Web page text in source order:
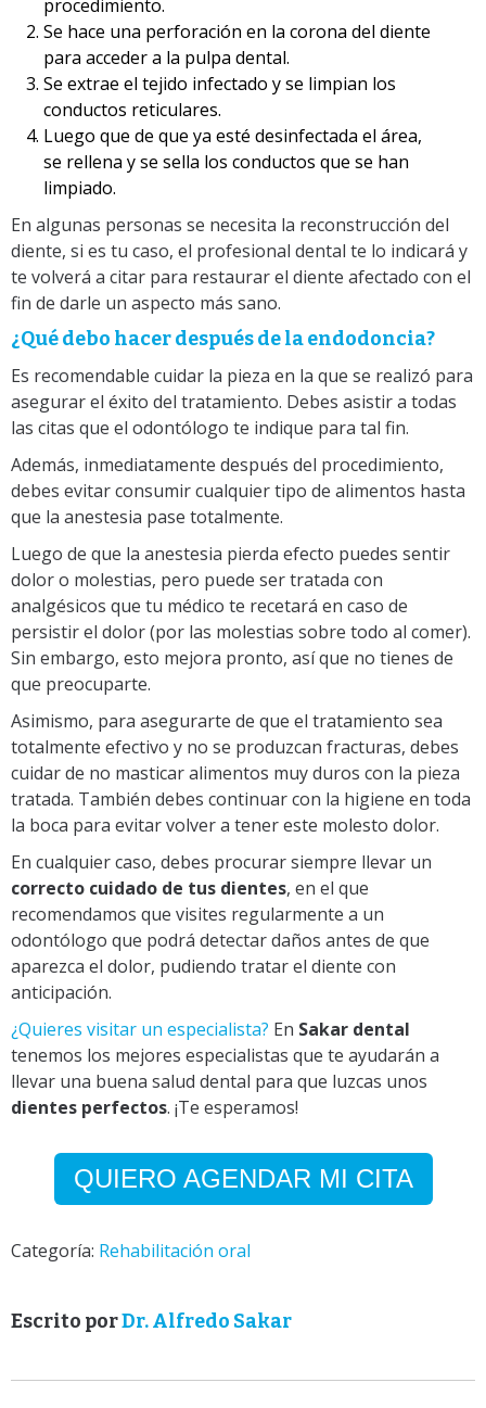
procedimiento.
Se hace una perforación en la corona del diente
para acceder a la pulpa dental.
Se extrae el tejido infectado y se limpian los
conductos reticulares.
Luego que de que ya esté desinfectada el área,
se rellena y se sella los conductos que se han
limpiado.
En algunas personas se necesita la reconstrucción del
diente, si es tu caso, el profesional dental te lo indicará y
te volverá a citar para restaurar el diente afectado con el
fin de darle un aspecto más sano.
¿Qué debo hacer después de la endodoncia?
Es recomendable cuidar la pieza en la que se realizó para
asegurar el éxito del tratamiento. Debes asistir a todas
las citas que el odontólogo te indique para tal fin.
Además, inmediatamente después del procedimiento,
debes evitar consumir cualquier tipo de alimentos hasta
que la anestesia pase totalmente.
Luego de que la anestesia pierda efecto puedes sentir
dolor o molestias, pero puede ser tratada con
analgésicos que tu médico te recetará en caso de
persistir el dolor (por las molestias sobre todo al comer).
Sin embargo, esto mejora pronto, así que no tienes de
que preocuparte.
Asimismo, para asegurarte de que el tratamiento sea
totalmente efectivo y no se produzcan fracturas, debes
cuidar de no masticar alimentos muy duros con la pieza
tratada. También debes continuar con la higiene en toda
la boca para evitar volver a tener este molesto dolor.
En cualquier caso, debes procurar siempre llevar un
correcto cuidado de tus dientes, en el que
recomendamos que visites regularmente a un
odontólogo que podrá detectar daños antes de que
aparezca el dolor, pudiendo tratar el diente con
anticipación.
¿Quieres visitar un especialista? En Sakar dental
tenemos los mejores especialistas que te ayudarán a
llevar una buena salud dental para que luzcas unos
dientes perfectos. ¡Te esperamos!
QUIERO AGENDAR MI CITA
Categoría: Rehabilitación oral
Escrito porDr. Alfredo Sakar